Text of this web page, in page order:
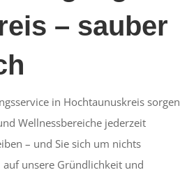
– sauber
in Hochtaunuskreis sorgen
Wellnessbereiche jederzeit
– und Sie sich um nichts
auf unsere Gründlichkeit und